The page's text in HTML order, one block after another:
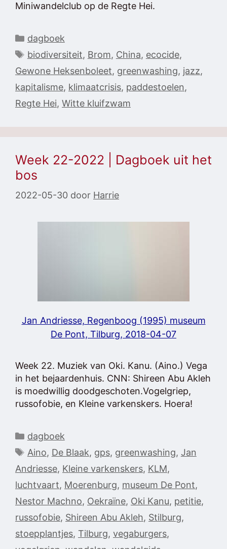
Miniwandelclub op de Regte Hei.
Categorieën
dagboek
Tags
biodiversiteit, Brom, China, ecocide,
Gewone Heksenboleet, greenwashing, jazz,
kapitalisme, klimaatcrisis, paddestoelen,
Regte Hei, Witte kluifzwam
Week 22-2022 | Dagboek uit het
bos
2022-05-30 door Harrie
Jan Andriesse, Regenboog (1995) museum
De Pont, Tilburg, 2018-04-07
Week 22. Muziek van Oki. Kanu. (Aino.) Vega
in het bejaardenhuis. CNN: Shireen Abu Akleh
is moedwillig doodgeschoten.Vogelgriep,
russofobie, en Kleine varkenskers. Hoera!
Categorieën
dagboek
Tags
Aino, De Blaak, gps, greenwashing, Jan
Andriesse, Kleine varkenskers, KLM,
luchtvaart, Moerenburg, museum De Pont,
Nestor Machno, Oekraïne, Oki Kanu, petitie,
russofobie, Shireen Abu Akleh, Stilburg,
stoepplantjes, Tilburg, vegaburgers,